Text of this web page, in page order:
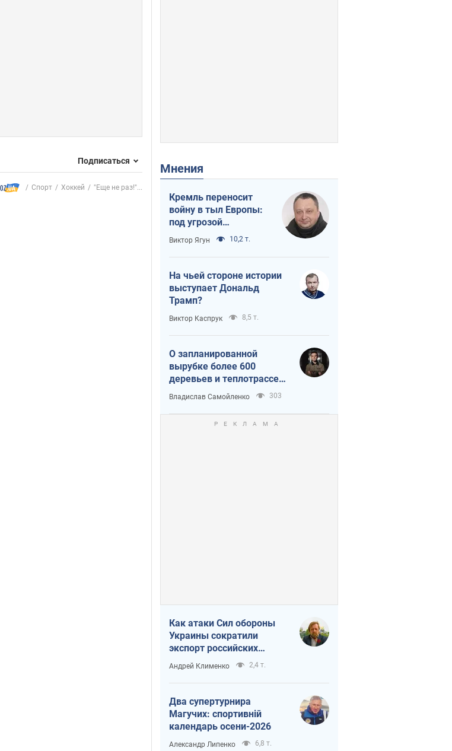
Подписаться
Спорт Хоккей "Еще не раз!"...
Мнения
Кремль переносит
войну в тыл Европы:
под угрозой
критическая
логистика
Виктор Ягун 10,2 т.
На чьей стороне истории
выступает Дональд
Трамп?
Виктор Каспрук 8,5 т.
О запланированной
вырубке более 600
деревьев и теплотрассе:
что происходит на
Теремках в Киеве
Владислав Самойленко 303
Как атаки Сил обороны
Украины сократили
экспорт российских
нефтепродуктов
Андрей Клименко 2,4 т.
Два супертурнира
Магучих: спортивній
календарь осени-2026
Александр Липенко 6,8 т.